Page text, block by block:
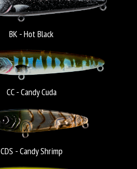
BK - Hot Black
CC - Candy Cuda
CDS - Candy Shrimp